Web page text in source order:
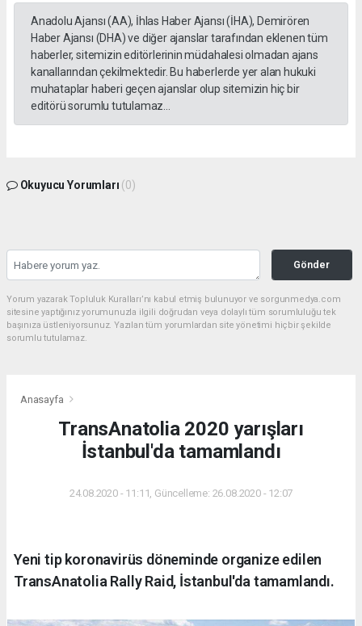
Anadolu Ajansı (AA), İhlas Haber Ajansı (İHA), Demirören
Haber Ajansı (DHA) ve diğer ajanslar tarafından eklenen tüm
haberler, sitemizin editörlerinin müdahalesi olmadan ajans
kanallarından çekilmektedir. Bu haberlerde yer alan hukuki
muhataplar haberi geçen ajanslar olup sitemizin hiç bir
editörü sorumlu tutulamaz...
Okuyucu Yorumları (0)
Gönder
Yorum yazarak Topluluk Kuralları’nı kabul etmiş bulunuyor ve sorgunmedya.com
sitesine yaptığınız yorumunuzla ilgili doğrudan veya dolaylı tüm sorumluluğu tek
başınıza üstleniyorsunuz. Yazılan tüm yorumlardan site yönetimi hiçbir şekilde
sorumlu tutulamaz.
Anasayfa
TransAnatolia 2020 yarışları
İstanbul'da tamamlandı
24.08.2020 - 11:11, Güncelleme: 26.08.2020 - 12:07
Yeni tip koronavirüs döneminde organize edilen
TransAnatolia Rally Raid, İstanbul'da tamamlandı.